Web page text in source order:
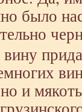
было
и